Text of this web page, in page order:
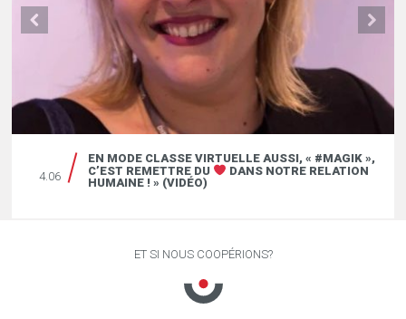
4.06
EN MODE CLASSE VIRTUELLE AUSSI, « #MAGIK »,
C’EST REMETTRE DU
DANS NOTRE RELATION
HUMAINE ! » (VIDÉO)
ET SI NOUS COOPÉRIONS?